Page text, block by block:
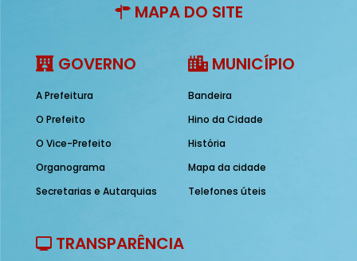
MAPA DO SITE
GOVERNO
A Prefeitura
O Prefeito
O Vice-Prefeito
Organograma
Secretarias e Autarquias
MUNICÍPIO
Bandeira
Hino da Cidade
História
Mapa da cidade
Telefones úteis
TRANSPARÊNCIA